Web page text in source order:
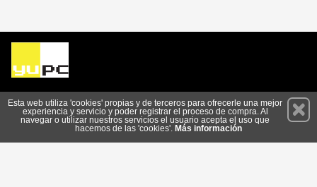
Suscríbete
Esta web utiliza 'cookies' propias y de terceros para ofrecerle una mejor
experiencia y servicio y poder registrar el proceso de compra. Al
navegar o utilizar nuestros servicios el usuario acepta el uso que
hacemos de las 'cookies'. Más información